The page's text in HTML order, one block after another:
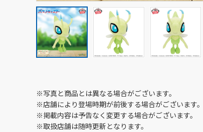
※写真と商品とは異なる場合がございます。
※店舗により登場時期が前後する場合がございます。
※掲載内容は予告なく変更する場合がございます。
※取扱店舗は随時更新となります。